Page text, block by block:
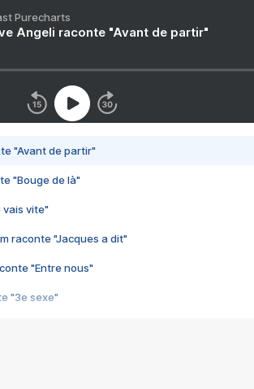
Purecharts
Angeli raconte "Avant de partir"
"Avant de partir"
"Bouge de là"
vais vite"
raconte "Jacques a dit"
"Entre nous"
"3e sexe"